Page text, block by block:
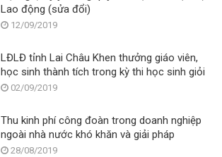
Lao động (sửa đổi)
12/09/2019
LĐLĐ tỉnh Lai Châu Khen thưởng giáo viên,
học sinh thành tích trong kỳ thi học sinh giỏi
02/09/2019
Thu kinh phí công đoàn trong doanh nghiệp
ngoài nhà nước khó khăn và giải pháp
28/08/2019